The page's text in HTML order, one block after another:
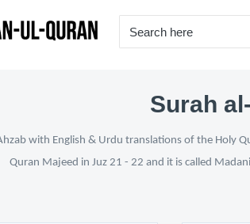
Surah
with English & Urdu translations of the Holy
Quran Majeed in Juz 21 - 22 and it is called